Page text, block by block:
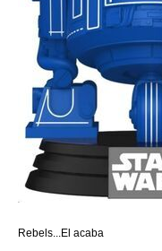
Rebels...El acaba